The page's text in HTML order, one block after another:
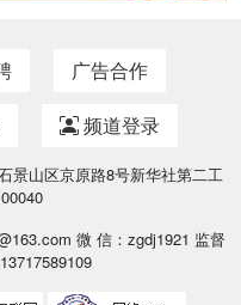
广告合作
频道登录
景山区京原路8号新华社第二工
微 信：zgdj1921 监督